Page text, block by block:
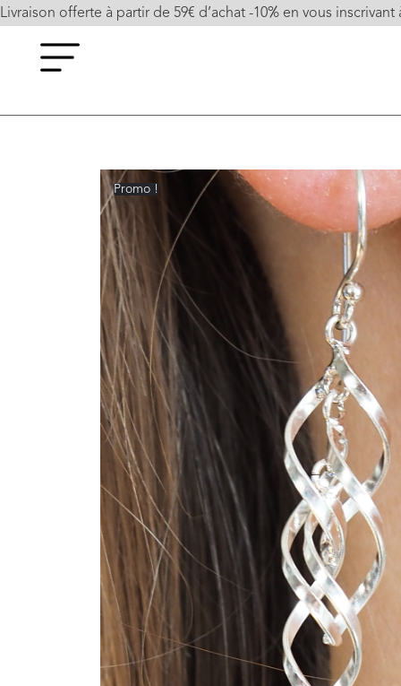
Livraison offerte à partir de 59€ d’achat -10% en vous inscrivant
Promo !